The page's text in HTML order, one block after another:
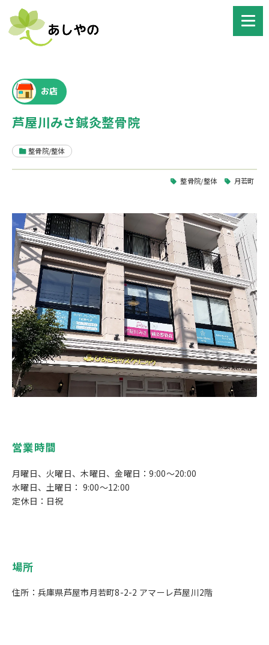
お店
芦屋川みさ鍼灸整骨院
整骨院/整体
整骨院/整体 月若町
営業時間
月曜日、火曜日、木曜日、金曜日：9:00〜20:00
水曜日、土曜日： 9:00〜12:00
定休日：日祝
場所
住所：兵庫県芦屋市月若町8-2-2 アマーレ芦屋川2階